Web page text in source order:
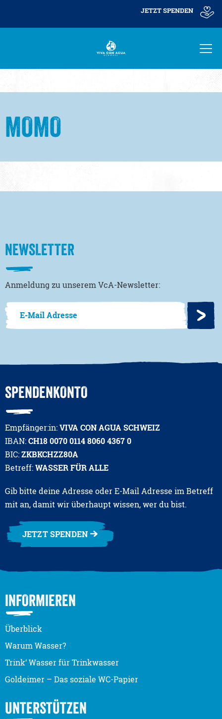
JETZT SPENDEN
MOMO
NEWSLETTER
Anmeldung zu unserem VcA-Newsletter:
SPENDENKONTO
Empfänger:in:VIVA CON AGUA SCHWEIZ
IBAN:CH18 0070 0114 8060 4367 0
BIC:ZKBKCHZZ80A
Betreff:WASSER FÜR ALLE
Gib bitte deine Adresse oder E-Mail Adresse im Betreff
mit an, damit wir überhaupt wissen, wer du bist.
JETZT SPENDEN
INFORMIEREN
Überblick
Warum Wasser?
Trink‘ Wasser für Trinkwasser
Goldeimer – Das soziale WC-Papier
UNTERSTÜTZEN